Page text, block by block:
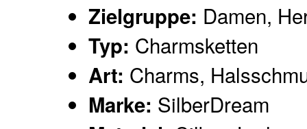
Zielgruppe: Damen,
Typ: Charmsketten
Art: Charms,
Marke: SilberDream